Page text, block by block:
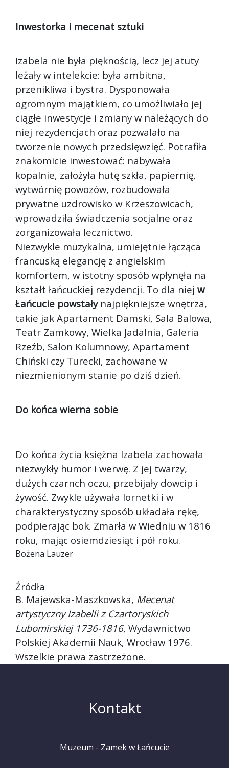
Inwestorka i mecenat sztuki
Izabela nie była pięknością, lecz jej atuty
leżały w intelekcie: była ambitna,
przenikliwa i bystra. Dysponowała
ogromnym majątkiem, co umożliwiało jej
ciągłe inwestycje i zmiany w należących do
niej rezydencjach oraz pozwalało na
tworzenie nowych przedsięwzięć. Potrafiła
znakomicie inwestować: nabywała
kopalnie, założyła hutę szkła, papiernię,
wytwórnię powozów, rozbudowała
prywatne uzdrowisko w Krzeszowicach,
wprowadziła świadczenia socjalne oraz
zorganizowała lecznictwo.
Niezwykle muzykalna, umiejętnie łącząca
francuską elegancję z angielskim
komfortem, w istotny sposób wpłynęła na
kształt łańcuckiej rezydencji. To dla niej w
Łańcucie powstałynajpiękniejsze wnętrza,
takie jak Apartament Damski, Sala Balowa,
Teatr Zamkowy, Wielka Jadalnia, Galeria
Rzeźb, Salon Kolumnowy, Apartament
Chiński czy Turecki, zachowane w
niezmienionym stanie po dziś dzień.
Do końca wierna sobie
Do końca życia księżna Izabela zachowała
niezwykły humor i werwę. Z jej twarzy,
dużych czarnch oczu, przebijały dowcip i
żywość. Zwykle używała lornetki i w
charakterystyczny sposób układała rękę,
podpierając bok. Zmarła w Wiedniu w 1816
roku, mając osiemdziesiąt i pół roku.
Bożena Lauzer
Źródła
B. Majewska-Maszkowska, Mecenat
artystyczny Izabelli z Czartoryskich
Lubomirskiej 1736-1816, Wydawnictwo
Polskiej Akademii Nauk, Wrocław 1976.
Wszelkie prawa zastrzeżone.
Kontakt
Muzeum - Zamek w Łańcucie